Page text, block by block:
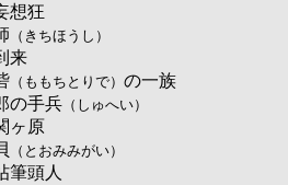
狂
（きちほうし）
来
（ももちとりで） の一族
手兵 （しゅへい）
原
（とおみみがい）
頭人